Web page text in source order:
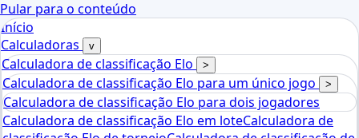
Pular para o conteúdo
Início
Calculadoras
v
Calculadora de classificação Elo >
Calculadora de classificação Elo para um único jogo >
Calculadora de classificação Elo para dois jogadores
Calculadora de classificação Elo em loteCalculadora de